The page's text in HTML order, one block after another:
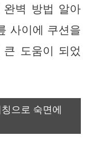
벽 방법 알아
사이에 쿠션을
도움이 되었
으로 숙면에